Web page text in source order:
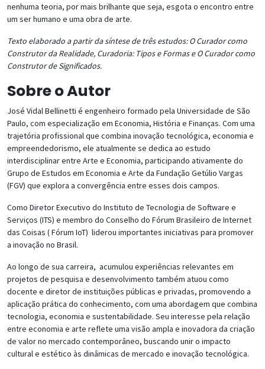
nenhuma teoria, por mais brilhante que seja, esgota o encontro entre
um ser humano e uma obra de arte.
Texto elaborado a partir da síntese de três estudos: O Curador como
Construtor da Realidade, Curadoria: Tipos e Formas e O Curador como
Construtor de Significados.
Sobre o Autor
José Vidal Bellinetti é engenheiro formado pela Universidade de São
Paulo, com especialização em Economia, História e Finanças. Com uma
trajetória profissional que combina inovação tecnológica, economia e
empreendedorismo, ele atualmente se dedica ao estudo
interdisciplinar entre Arte e Economia, participando ativamente do
Grupo de Estudos em Economia e Arte da Fundação Getúlio Vargas
(FGV) que explora a convergência entre esses dois campos.
Como Diretor Executivo do Instituto de Tecnologia de Software e
Serviços (ITS) e membro do Conselho do Fórum Brasileiro de Internet
das Coisas ( Fórum IoT) liderou importantes iniciativas para promover
a inovação no Brasil.
Ao longo de sua carreira, acumulou experiências relevantes em
projetos de pesquisa e desenvolvimento também atuou como
docente e diretor de instituições públicas e privadas, promovendo a
aplicação prática do conhecimento, com uma abordagem que combina
tecnologia, economia e sustentabilidade. Seu interesse pela relação
entre economia e arte reflete uma visão ampla e inovadora da criação
de valor no mercado contemporâneo, buscando unir o impacto
cultural e estético às dinâmicas de mercado e inovação tecnológica.